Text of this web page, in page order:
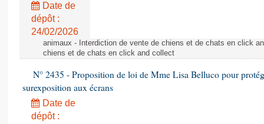
Date de
dépôt :
24/02/2026
animaux - Interdiction de vente de chiens et de chats en click
chiens et de chats en click and collect
N° 2435 - Proposition de loi de Mme Lisa Belluco pour
surexposition aux écrans
Date de
dépôt :